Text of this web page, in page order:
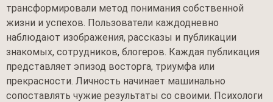
трансформировали метод понимания собственной
жизни и успехов. Пользователи каждодневно
наблюдают изображения, рассказы и публикации
знакомых, сотрудников, блогеров. Каждая публикация
представляет эпизод восторга, триумфа или
прекрасности. Личность начинает машинально
сопоставлять чужие результаты со своими. Психологи